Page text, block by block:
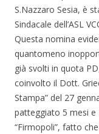
S.Nazzaro Sesia, è
Sindacale dell’ASL
Questa nomina
quantomeno
già svolti in quota
coinvolto il Dott.
Stampa” del 27
patteggiato 5 mesi e
“Firmopoli”, fatto